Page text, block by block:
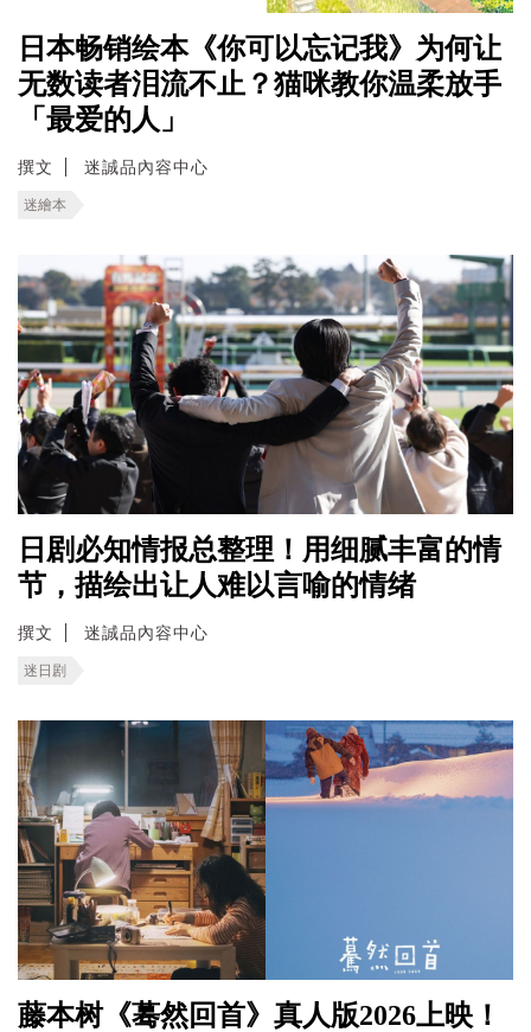
日本畅销绘本《你可以忘记我》为何让
无数读者泪流不止？猫咪教你温柔放手
「最爱的人」
撰文 迷誠品內容中心
迷繪本
日剧必知情报总整理！用细腻丰富的情
节，描绘出让人难以言喻的情绪
撰文 迷誠品內容中心
迷日剧
藤本树《蓦然回首》真人版2026上映！